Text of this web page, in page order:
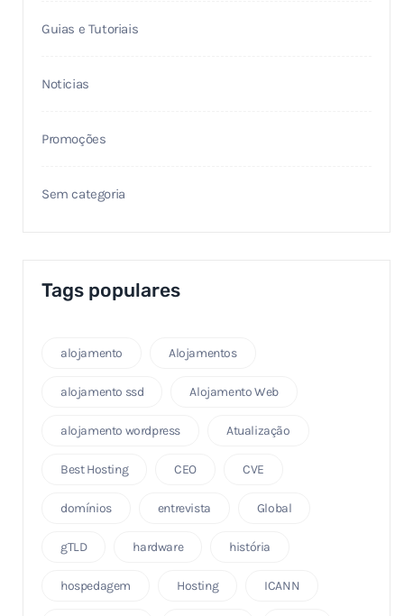
Guias e Tutoriais
Noticias
Promoções
Sem categoria
Tags populares
alojamento Alojamentos
alojamento ssd Alojamento Web
alojamento wordpress Atualização
Best Hosting CEO CVE
domínios entrevista Global
gTLD hardware história
hospedagem Hosting ICANN